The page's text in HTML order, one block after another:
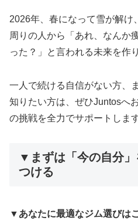
2026年、春になって雪が解け
周りの人から「あれ、なんか
った？」と言われる未来を作
一人で続ける自信がない方、
知りたい方は、ぜひJuntosへ
の挑戦を全力でサポートします
▼まずは「今の自分
つける
▼あなたに最適なジム選びは